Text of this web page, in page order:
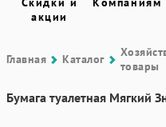
акции
Главная Каталог
товары
Бумага туалетная Мягкий